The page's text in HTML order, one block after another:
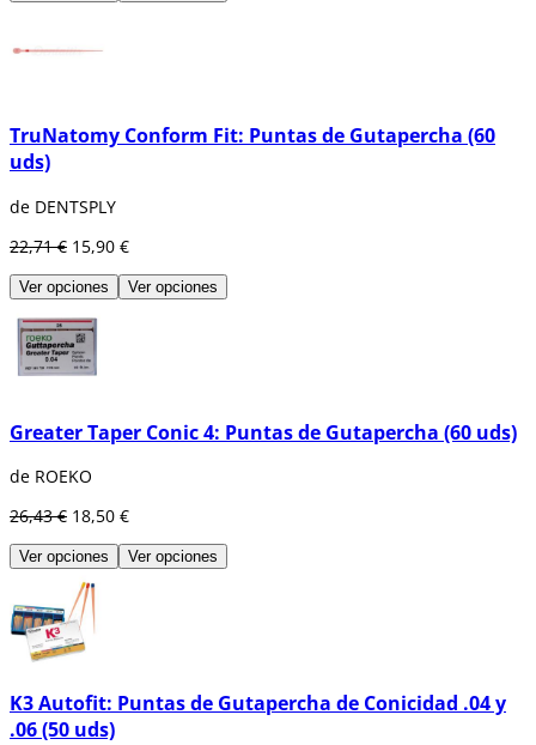
TruNatomy Conform Fit: Puntas de Gutapercha (60
uds)
de DENTSPLY
22,71 € 15,90 €
Ver opciones Ver opciones
Greater Taper Conic 4: Puntas de Gutapercha (60 uds)
de ROEKO
26,43 € 18,50 €
Ver opciones Ver opciones
K3 Autofit: Puntas de Gutapercha de Conicidad .04 y
.06 (50 uds)